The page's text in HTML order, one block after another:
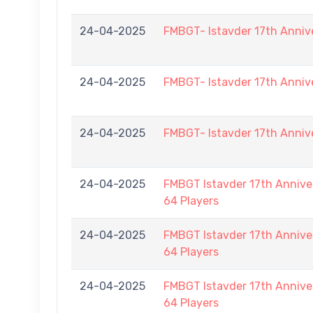
24-04-2025 FMBGT- Istavder 17th
24-04-2025 FMBGT- Istavder 17th
24-04-2025 FMBGT- Istavder 17th
24-04-2025
FMBGT Istavder 17th
64 Players
24-04-2025
FMBGT Istavder 17th
64 Players
24-04-2025
FMBGT Istavder 17th
64 Players